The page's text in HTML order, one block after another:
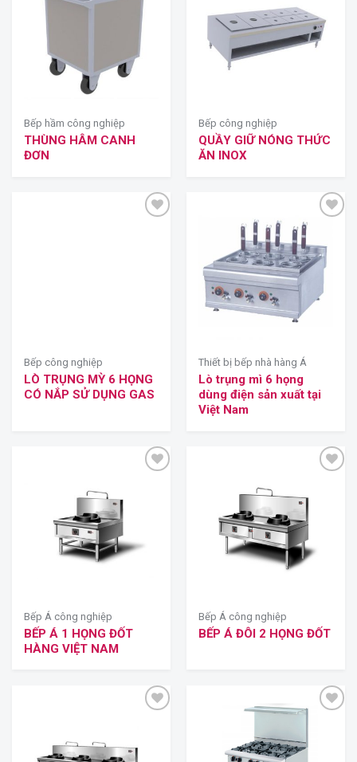
Bếp hầm công nghiệp
THÙNG HÂM CANH
ĐƠN
Bếp công nghiệp
QUẦY GIỮ NÓNG THỨC
ĂN INOX
Bếp công nghiệp
LÒ TRỤNG MỲ 6 HỌNG
CÓ NẮP SỬ DỤNG GAS
Thiết bị bếp nhà hàng Á
Lò trụng mì 6 họng
dùng điện sản xuất tại
Việt Nam
Bếp Á công nghiệp
BẾP Á 1 HỌNG ĐỐT
HÀNG VIỆT NAM
Bếp Á công nghiệp
BẾP Á ĐÔI 2 HỌNG ĐỐT